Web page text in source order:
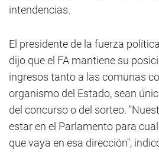
intendencias.
El presidente de la fuerza
dijo que el FA mantiene su
ingresos tanto a las comunas
organismo del Estado, sean
del concurso o del sorteo.
estar en el Parlamento para
que vaya en esa dirección",